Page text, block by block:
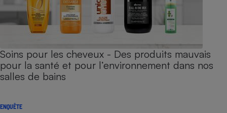
Soins pour les cheveux - Des produits mauvais
pour la santé et pour l’environnement dans nos
salles de bains
ENQUÊTE